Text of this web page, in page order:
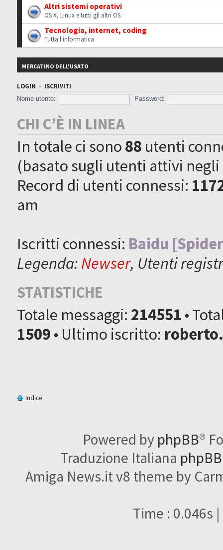
Altri sistemi operativi
OS X, Linux e tutti gli altri OS
Tecnologia, internet, coding
Tutta l'informatica
MERCATINO DELL'USATO
LOGIN • ISCRIVITI
Nome utente:
Password:
CHI C’È IN LINEA
In totale ci sono88 utenti
(basato sugli utenti attivi
Record di utenti connessi:
am
Iscritti connessi: Baidu
Legenda:Newser, Utenti
STATISTICHE
Totale messaggi: 214551 •
1509• Ultimo iscritto:
Indice
Powered by phpBB®
Traduzione Italiana
Amiga News.it v8 theme by
Time : 0.046s